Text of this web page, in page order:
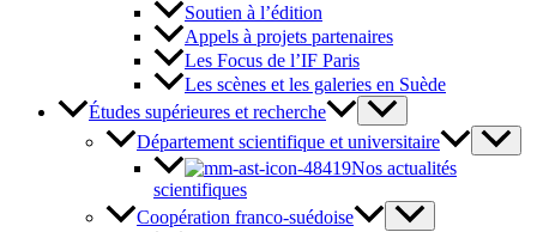
Soutien à l’édition
Appels à projets partenaires
Les Focus de l’IF Paris
Les scènes et les galeries en Suède
Études supérieures et recherche
Département scientifique et universitaire
Nos actualités
scientifiques
Coopération franco-suédoise